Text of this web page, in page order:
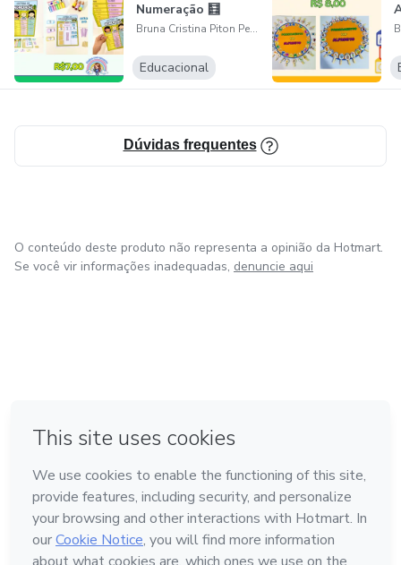
Numeração 🧮
Bruna Cristina Piton Pennincks
Educacional
Dúvidas frequentes
O conteúdo deste produto não representa a opinião da Hotmart.
Se você vir informações inadequadas, denuncie aqui
Feito com ❤ em Bogotá
Conheça a Hotmart